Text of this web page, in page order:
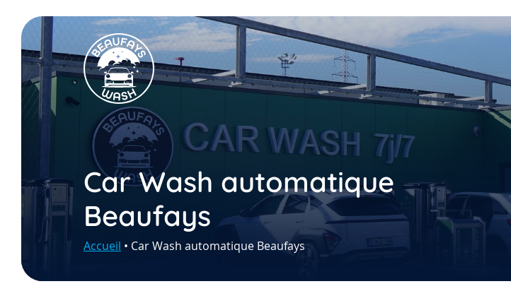
Car Wash automatique
Beaufays
Accueil • Car Wash automatique Beaufays